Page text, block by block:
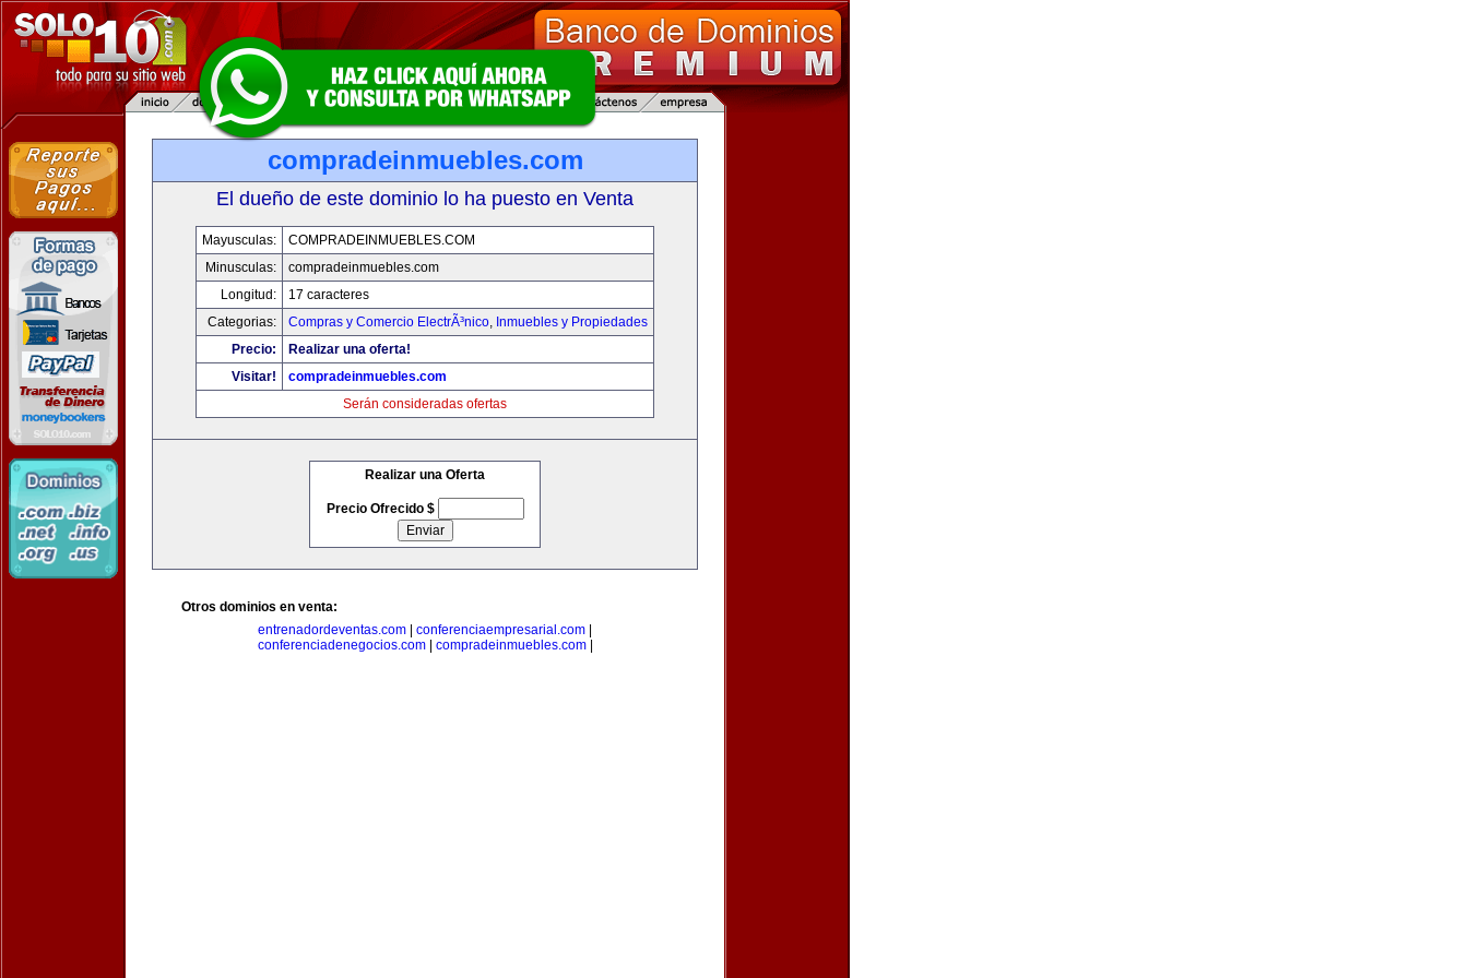
compradeinmuebles.com
El dueño de este dominio lo ha puesto en Venta
Mayusculas:
COMPRADEINMUEBLES.COM
Minusculas:
compradeinmuebles.com
Longitud:
17 caracteres
Categorias:
Compras y Comercio ElectrÃ³nico, Inmuebles y Propiedades
Precio:
Realizar una oferta!
Visitar!
compradeinmuebles.com
Serán consideradas ofertas
Realizar una Oferta
Precio Ofrecido $
Otros dominios en venta:
entrenadordeventas.com
conferenciaempresarial.com
conferenciadenegocios.com| compradeinmuebles.com|